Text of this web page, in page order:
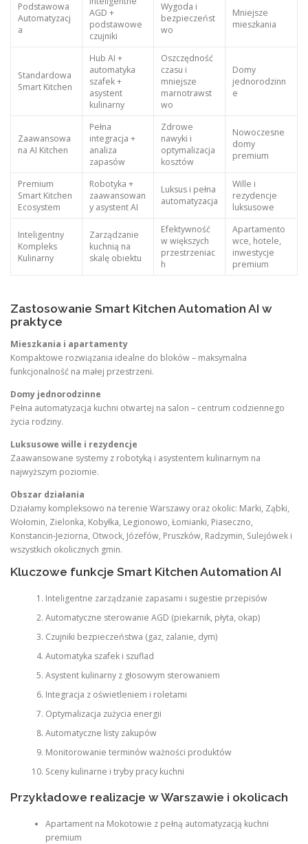
Podstawowa
Automatyzacj
a
AGD +
podstawowe
czujniki
Wygoda i
bezpieczeńst
wo
Mniejsze
mieszkania
Standardowa
Smart Kitchen
Hub AI +
automatyka
szafek +
asystent
kulinarny
Oszczędność
czasu i
mniejsze
marnotrawst
wo
Domy
jednorodzinn
e
Zaawansowa
na AI Kitchen
Pełna
integracja +
analiza
zapasów
Zdrowe
nawyki i
optymalizacja
kosztów
Nowoczesne
domy
premium
Premium
Smart Kitchen
Ecosystem
Robotyka +
zaawansowan
y asystent AI
Luksus i pełna
automatyzacja
Wille i
rezydencje
luksusowe
Inteligentny
Kompleks
Kulinarny
Zarządzanie
kuchnią na
skalę obiektu
Efektywność
w większych
przestrzeniac
h
Apartamento
wce, hotele,
inwestycje
premium
Zastosowanie Smart Kitchen Automation AI w
praktyce
Mieszkania i apartamenty
Kompaktowe rozwiązania idealne do bloków – maksymalna
funkcjonalność na małej przestrzeni.
Domy jednorodzinne
Pełna automatyzacja kuchni otwartej na salon – centrum codziennego
życia rodziny.
Luksusowe wille i rezydencje
Zaawansowane systemy z robotyką i asystentem kulinarnym na
najwyższym poziomie.
Obszar działania
Działamy kompleksowo na terenie Warszawy oraz okolic: Marki, Ząbki,
Wołomin, Zielonka, Kobyłka, Legionowo, Łomianki, Piaseczno,
Konstancin-Jeziorna, Otwock, Józefów, Pruszków, Radzymin, Sulejówek i
wszystkich okolicznych gmin.
Kluczowe funkcje Smart Kitchen Automation AI
Inteligentne zarządzanie zapasami i sugestie przepisów
Automatyczne sterowanie AGD (piekarnik, płyta, okap)
Czujniki bezpieczeństwa (gaz, zalanie, dym)
Automatyka szafek i szuflad
Asystent kulinarny z głosowym sterowaniem
Integracja z oświetleniem i roletami
Optymalizacja zużycia energii
Automatyczne listy zakupów
Monitorowanie terminów ważności produktów
Sceny kulinarne i tryby pracy kuchni
Przykładowe realizacje w Warszawie i okolicach
Apartament na Mokotowie z pełną automatyzacją kuchni
premium